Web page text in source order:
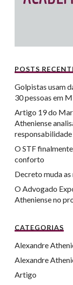
POSTS
Golpistas usam
30 pessoas em
Artigo 19 do
Atheniense
O STF
conforto
Decreto muda
O Advogado
Atheniense no
CATEGORIAS
Alexandre
Alexandre
Artigo